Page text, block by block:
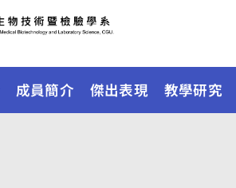
成員簡介 傑出表現 教學研究